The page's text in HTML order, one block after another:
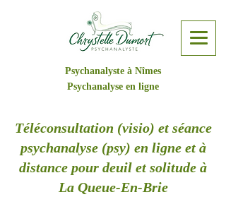
Psychanalyste à Nîmes
Psychanalyse en ligne
Téléconsultation (visio) et séance
psychanalyse (psy) en ligne et à
distance pour deuil et solitude à
La Queue-En-Brie